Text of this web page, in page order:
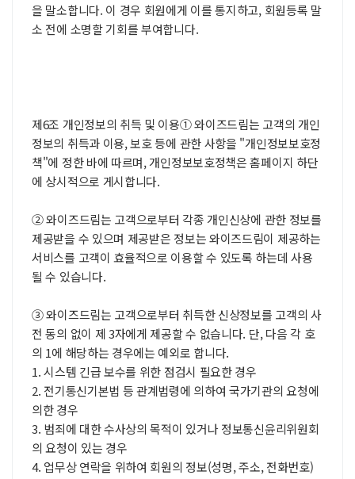
을 말소합니다. 이 경우 회원에게 이를 통지하고, 회원등록 말
소 전에 소명할 기회를 부여합니다.
제6조 개인정보의 취득 및 이용① 와이즈드림는 고객의 개인
정보의 취득과 이용, 보호 등에 관한 사항을 "개인정보보호정
책"에 정한 바에 따르며, 개인정보보호정책은 홈페이지 하단
에 상시적으로 게시합니다.
② 와이즈드림는 고객으로부터 각종 개인신상에 관한 정보를
제공받을 수 있으며 제공받은 정보는 와이즈드림이 제공하는
서비스를 고객이 효율적으로 이용할 수 있도록 하는데 사용
될 수 있습니다.
③ 와이즈드림는 고객으로부터 취득한 신상정보를 고객의 사
전 동의 없이 제 3자에게 제공할 수 없습니다. 단, 다음 각 호
의 1에 해당하는 경우에는 예외로 합니다.
1. 시스템 긴급 보수를 위한 점검시 필요한 경우
2. 전기통신기본법 등 관계법령에 의하여 국가기관의 요청에
의한 경우
3. 범죄에 대한 수사상의 목적이 있거나 정보통신윤리위원회
의 요청이 있는 경우
4. 업무상 연락을 위하여 회원의 정보(성명, 주소, 전화번호)